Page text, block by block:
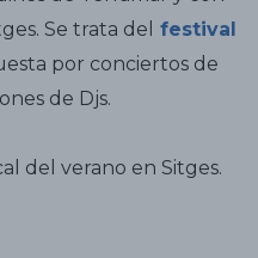
Se trata del festival
por conciertos de
de Djs.
del verano en Sitges.